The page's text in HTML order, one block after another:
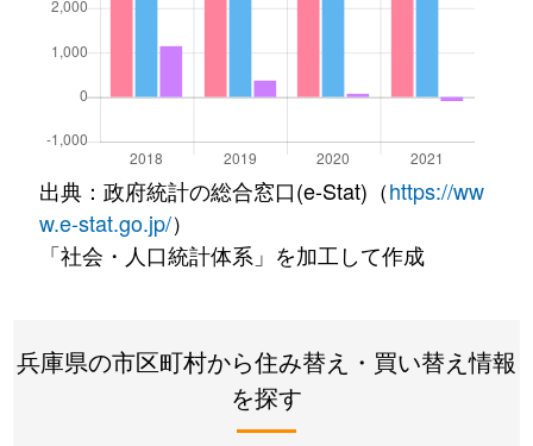
出典：政府統計の総合窓口(e-Stat)（https://ww
w.e-stat.go.jp/）
「社会・人口統計体系」を加工して作成
兵庫県の市区町村から住み替え・買い替え情報
を探す